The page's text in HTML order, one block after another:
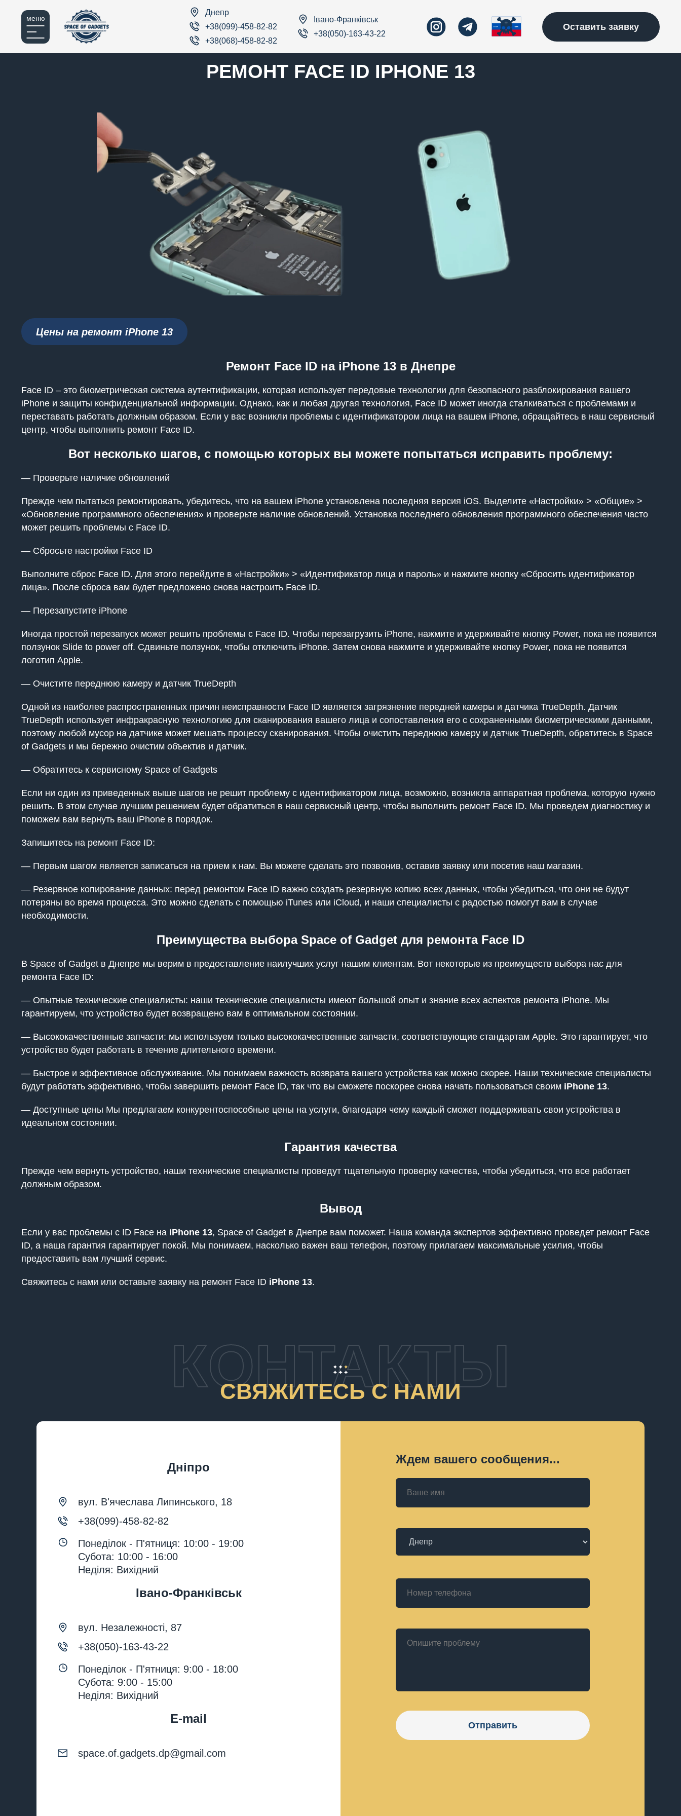
меню
Днепр
+38(099)-458-82-82
+38(068)-458-82-82
Івано-Франківськ
+38(050)-163-43-22
Оставить заявку
РЕМОНТ FACE ID IPHONE 13
Цены на ремонт iPhone 13
Ремонт Face ID на iPhone 13 в Днепре
Face ID – это биометрическая система аутентификации, которая использует передовые технологии для безопасного разблокирования вашего
iPhone и защиты конфиденциальной информации. Однако, как и любая другая технология, Face ID может иногда сталкиваться с проблемами и
переставать работать должным образом. Если у вас возникли проблемы с идентификатором лица на вашем iPhone, обращайтесь в наш сервисный
центр, чтобы выполнить ремонт Face ID.
Вот несколько шагов, с помощью которых вы можете попытаться исправить проблему:
— Проверьте наличие обновлений
Прежде чем пытаться ремонтировать, убедитесь, что на вашем iPhone установлена последняя версия iOS. Выделите «Настройки» > «Общие» >
«Обновление программного обеспечения» и проверьте наличие обновлений. Установка последнего обновления программного обеспечения часто
может решить проблемы с Face ID.
— Сбросьте настройки Face ID
Выполните сброс Face ID. Для этого перейдите в «Настройки» > «Идентификатор лица и пароль» и нажмите кнопку «Сбросить идентификатор
лица». После сброса вам будет предложено снова настроить Face ID.
— Перезапустите iPhone
Иногда простой перезапуск может решить проблемы с Face ID. Чтобы перезагрузить iPhone, нажмите и удерживайте кнопку Power, пока не появится
ползунок Slide to power off. Сдвиньте ползунок, чтобы отключить iPhone. Затем снова нажмите и удерживайте кнопку Power, пока не появится
логотип Apple.
— Очистите переднюю камеру и датчик TrueDepth
Одной из наиболее распространенных причин неисправности Face ID является загрязнение передней камеры и датчика TrueDepth. Датчик
TrueDepth использует инфракрасную технологию для сканирования вашего лица и сопоставления его с сохраненными биометрическими данными,
поэтому любой мусор на датчике может мешать процессу сканирования. Чтобы очистить переднюю камеру и датчик TrueDepth, обратитесь в Space
of Gadgets и мы бережно очистим объектив и датчик.
— Обратитесь к сервисному Space of Gadgets
Если ни один из приведенных выше шагов не решит проблему с идентификатором лица, возможно, возникла аппаратная проблема, которую нужно
решить. В этом случае лучшим решением будет обратиться в наш сервисный центр, чтобы выполнить ремонт Face ID. Мы проведем диагностику и
поможем вам вернуть ваш iPhone в порядок.
Запишитесь на ремонт Face ID:
— Первым шагом является записаться на прием к нам. Вы можете сделать это позвонив, оставив заявку или посетив наш магазин.
— Резервное копирование данных: перед ремонтом Face ID важно создать резервную копию всех данных, чтобы убедиться, что они не будут
потеряны во время процесса. Это можно сделать с помощью iTunes или iCloud, и наши специалисты с радостью помогут вам в случае
необходимости.
Преимущества выбора Space of Gadget для ремонта Face ID
В Space of Gadget в Днепре мы верим в предоставление наилучших услуг нашим клиентам. Вот некоторые из преимуществ выбора нас для
ремонта Face ID:
— Опытные технические специалисты: наши технические специалисты имеют большой опыт и знание всех аспектов ремонта iPhone. Мы
гарантируем, что устройство будет возвращено вам в оптимальном состоянии.
— Высококачественные запчасти: мы используем только высококачественные запчасти, соответствующие стандартам Apple. Это гарантирует, что
устройство будет работать в течение длительного времени.
— Быстрое и эффективное обслуживание. Мы понимаем важность возврата вашего устройства как можно скорее. Наши технические специалисты
будут работать эффективно, чтобы завершить ремонт Face ID, так что вы сможете поскорее снова начать пользоваться своим iPhone 13.
— Доступные цены Мы предлагаем конкурентоспособные цены на услуги, благодаря чему каждый сможет поддерживать свои устройства в
идеальном состоянии.
Гарантия качества
Прежде чем вернуть устройство, наши технические специалисты проведут тщательную проверку качества, чтобы убедиться, что все работает
должным образом.
Вывод
Если у вас проблемы с ID Face на iPhone 13, Space of Gadget в Днепре вам поможет. Наша команда экспертов эффективно проведет ремонт Face
ID, а наша гарантия гарантирует покой. Мы понимаем, насколько важен ваш телефон, поэтому прилагаем максимальные усилия, чтобы
предоставить вам лучший сервис.
Свяжитесь с нами или оставьте заявку на ремонт Face ID iPhone 13.
КОНТАКТЫ
СВЯЖИТЕСЬ С НАМИ
Дніпро
вул. В'ячеслава Липинського, 18
+38(099)-458-82-82
Понеділок - П'ятниця: 10:00 - 19:00
Субота: 10:00 - 16:00
Неділя: Вихідний
Івано-Франківськ
вул. Незалежності, 87
+38(050)-163-43-22
Понеділок - П'ятниця: 9:00 - 18:00
Субота: 9:00 - 15:00
Неділя: Вихідний
E-mail
space.of.gadgets.dp@gmail.com
Ждем вашего сообщения...
Отправить